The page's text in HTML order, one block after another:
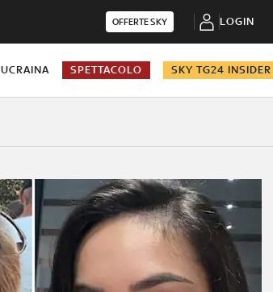
OFFERTE SKY LOGIN
UCRAINA SPETTACOLO SKY TG24 INSIDER